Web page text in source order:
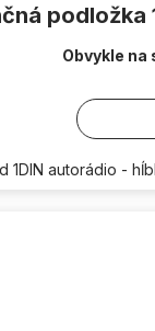
podložka
Obvykle na
1DIN autorádio -